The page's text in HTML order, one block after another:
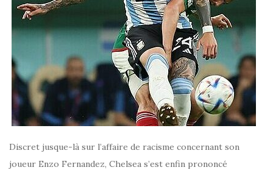
Discret jusque-là sur l’affaire de racisme concernant son
joueur Enzo Fernandez, Chelsea s’est enfin prononcé